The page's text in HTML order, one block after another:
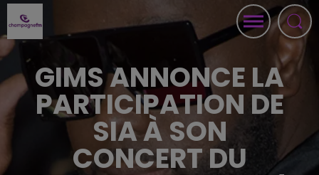
GIMS ANNONCE LA
PARTICIPATION DE
SIA À SON
CONCERT DU